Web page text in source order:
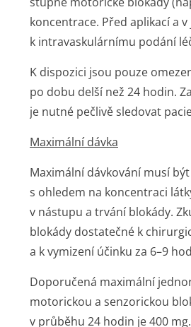
koncentrace. Před aplikací a
k intravaskulárnímu podání
K dispozici jsou pouze
po dobu delší než 24 hodin.
je nutné pečlivě sledovat
Maximální dávka
Maximální dávkování musí
s ohledem na koncentraci
v nástupu a trvání blokády.
blokády dostatečné k
a k vymizení účinku za 6–9
Doporučená maximální
motorickou a senzorickou
v průběhu 24 hodin je 400